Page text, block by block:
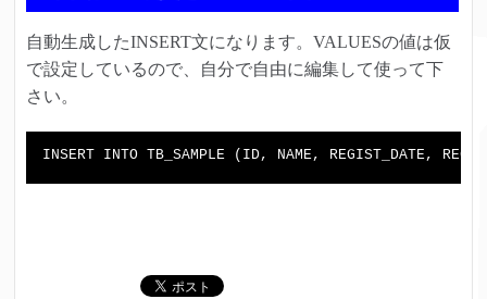
自動生成したINSERT文になります。VALUESの値は仮
で設定しているので、自分で自由に編集して使って下
さい。